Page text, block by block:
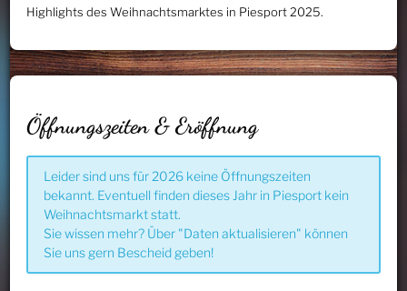
Highlights des Weihnachtsmarktes in Piesport 2025.
Öffnungszeiten & Eröffnung
Leider sind uns für 2026 keine Öffnungszeiten
bekannt. Eventuell finden dieses Jahr in Piesport kein
Weihnachtsmarkt statt.
Sie wissen mehr? Über "Daten aktualisieren" können
Sie uns gern Bescheid geben!